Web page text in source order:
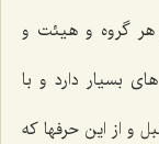
هر گروه و هیئت و
بسیار دارد و با
و از این حرفها که